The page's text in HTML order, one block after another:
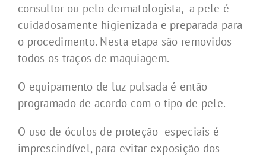
consultor ou pelo dermatologista, a pele é
cuidadosamente higienizada e preparada para
o procedimento. Nesta etapa são removidos
todos os traços de maquiagem.
O equipamento de luz pulsada é então
programado de acordo com o tipo de pele.
O uso de óculos de proteção especiais é
imprescindível, para evitar exposição dos